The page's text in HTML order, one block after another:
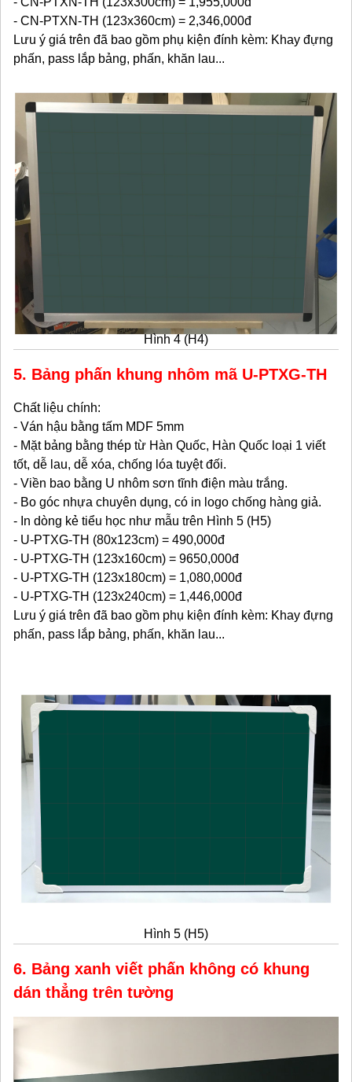
- CN-PTXN-TH (123x360cm) = 2,346,000đ
Lưu ý giá trên đã bao gồm phụ kiện đính kèm: Khay đựng
phấn, pass lắp bảng, phấn, khăn lau...
Hình 4 (H4)
5. Bảng phấn khung nhôm mã U-PTXG-TH
Chất liệu chính:
- Ván hậu bằng tấm MDF 5mm
- Mặt bảng bằng thép từ Hàn Quốc, Hàn Quốc loại 1 viết
tốt, dễ lau, dễ xóa, chống lóa tuyệt đối.
- Viền bao bằng U nhôm sơn tĩnh điện màu trắng.
- Bo góc nhựa chuyên dụng, có in logo chống hàng giả.
- In dòng kẻ tiểu học như mẫu trên Hình 5 (H5)
- U-PTXG-TH (80x123cm) = 490,000đ
- U-PTXG-TH (123x160cm) = 9650,000đ
- U-PTXG-TH (123x180cm) = 1,080,000đ
- U-PTXG-TH (123x240cm) = 1,446,000đ
Lưu ý giá trên đã bao gồm phụ kiện đính kèm: Khay đựng
phấn, pass lắp bảng, phấn, khăn lau...
Hình 5 (H5)
6. Bảng xanh viết phấn không có khung
dán thẳng trên tường